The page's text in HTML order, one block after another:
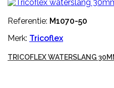
Referentie: M1070-50
Merk: Tricoflex
TRICOFLEX WATERSLANG